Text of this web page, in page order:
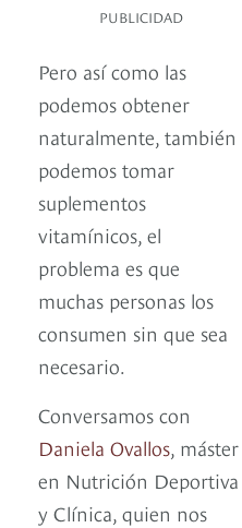
PUBLICIDAD
Pero así como las
podemos obtener
naturalmente, también
podemos tomar
suplementos
vitamínicos, el
problema es que
muchas personas los
consumen sin que sea
necesario.
Conversamos con
Daniela Ovallos, máster
en Nutrición Deportiva
y Clínica, quien nos